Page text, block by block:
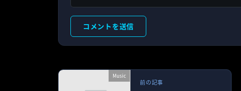
Music
前の記事